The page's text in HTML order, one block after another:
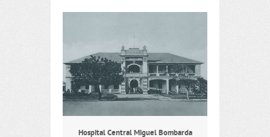
Hospital Central Miguel Bombarda